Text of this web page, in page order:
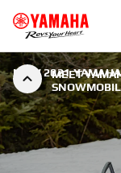
MEET
NEW 2021